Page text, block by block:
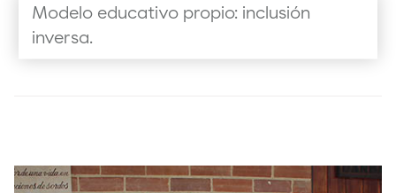
Modelo educativo propio: inclusión
inversa.